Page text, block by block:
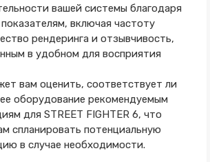
вашей системы благодаря
включая частоту
рендеринга и отзывчивость,
в удобном для восприятия
вам оценить, соответствует ли
оборудование рекомендуемым
для STREET FIGHTER 6, что
спланировать потенциальную
в случае необходимости.